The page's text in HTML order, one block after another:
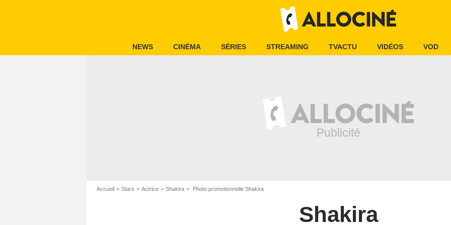
NEWS CINÉMA SÉRIES STREAMING TVACTU VIDÉOS VOD
Accueil Stars Actrice Shakira Photo promotionnelle Shakira
Shakira